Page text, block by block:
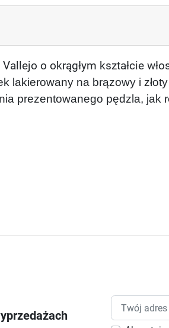
o okrągłym kształcie
lakierowany na brązowy i
prezentowanego pędzla, jak